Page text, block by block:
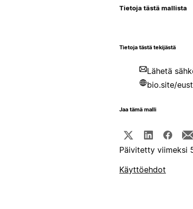
Tietoja tästä mallista
Tietoja tästä tekijästä
Lähetä
bio.site/
Jaa tämä malli
Päivitetty viimeksi
Käyttöehdot